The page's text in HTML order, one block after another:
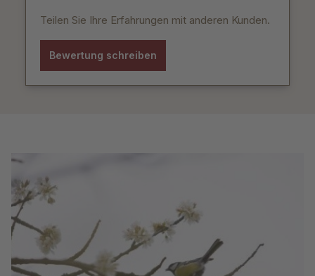
Teilen Sie Ihre Erfahrungen mit anderen Kunden.
Bewertung schreiben